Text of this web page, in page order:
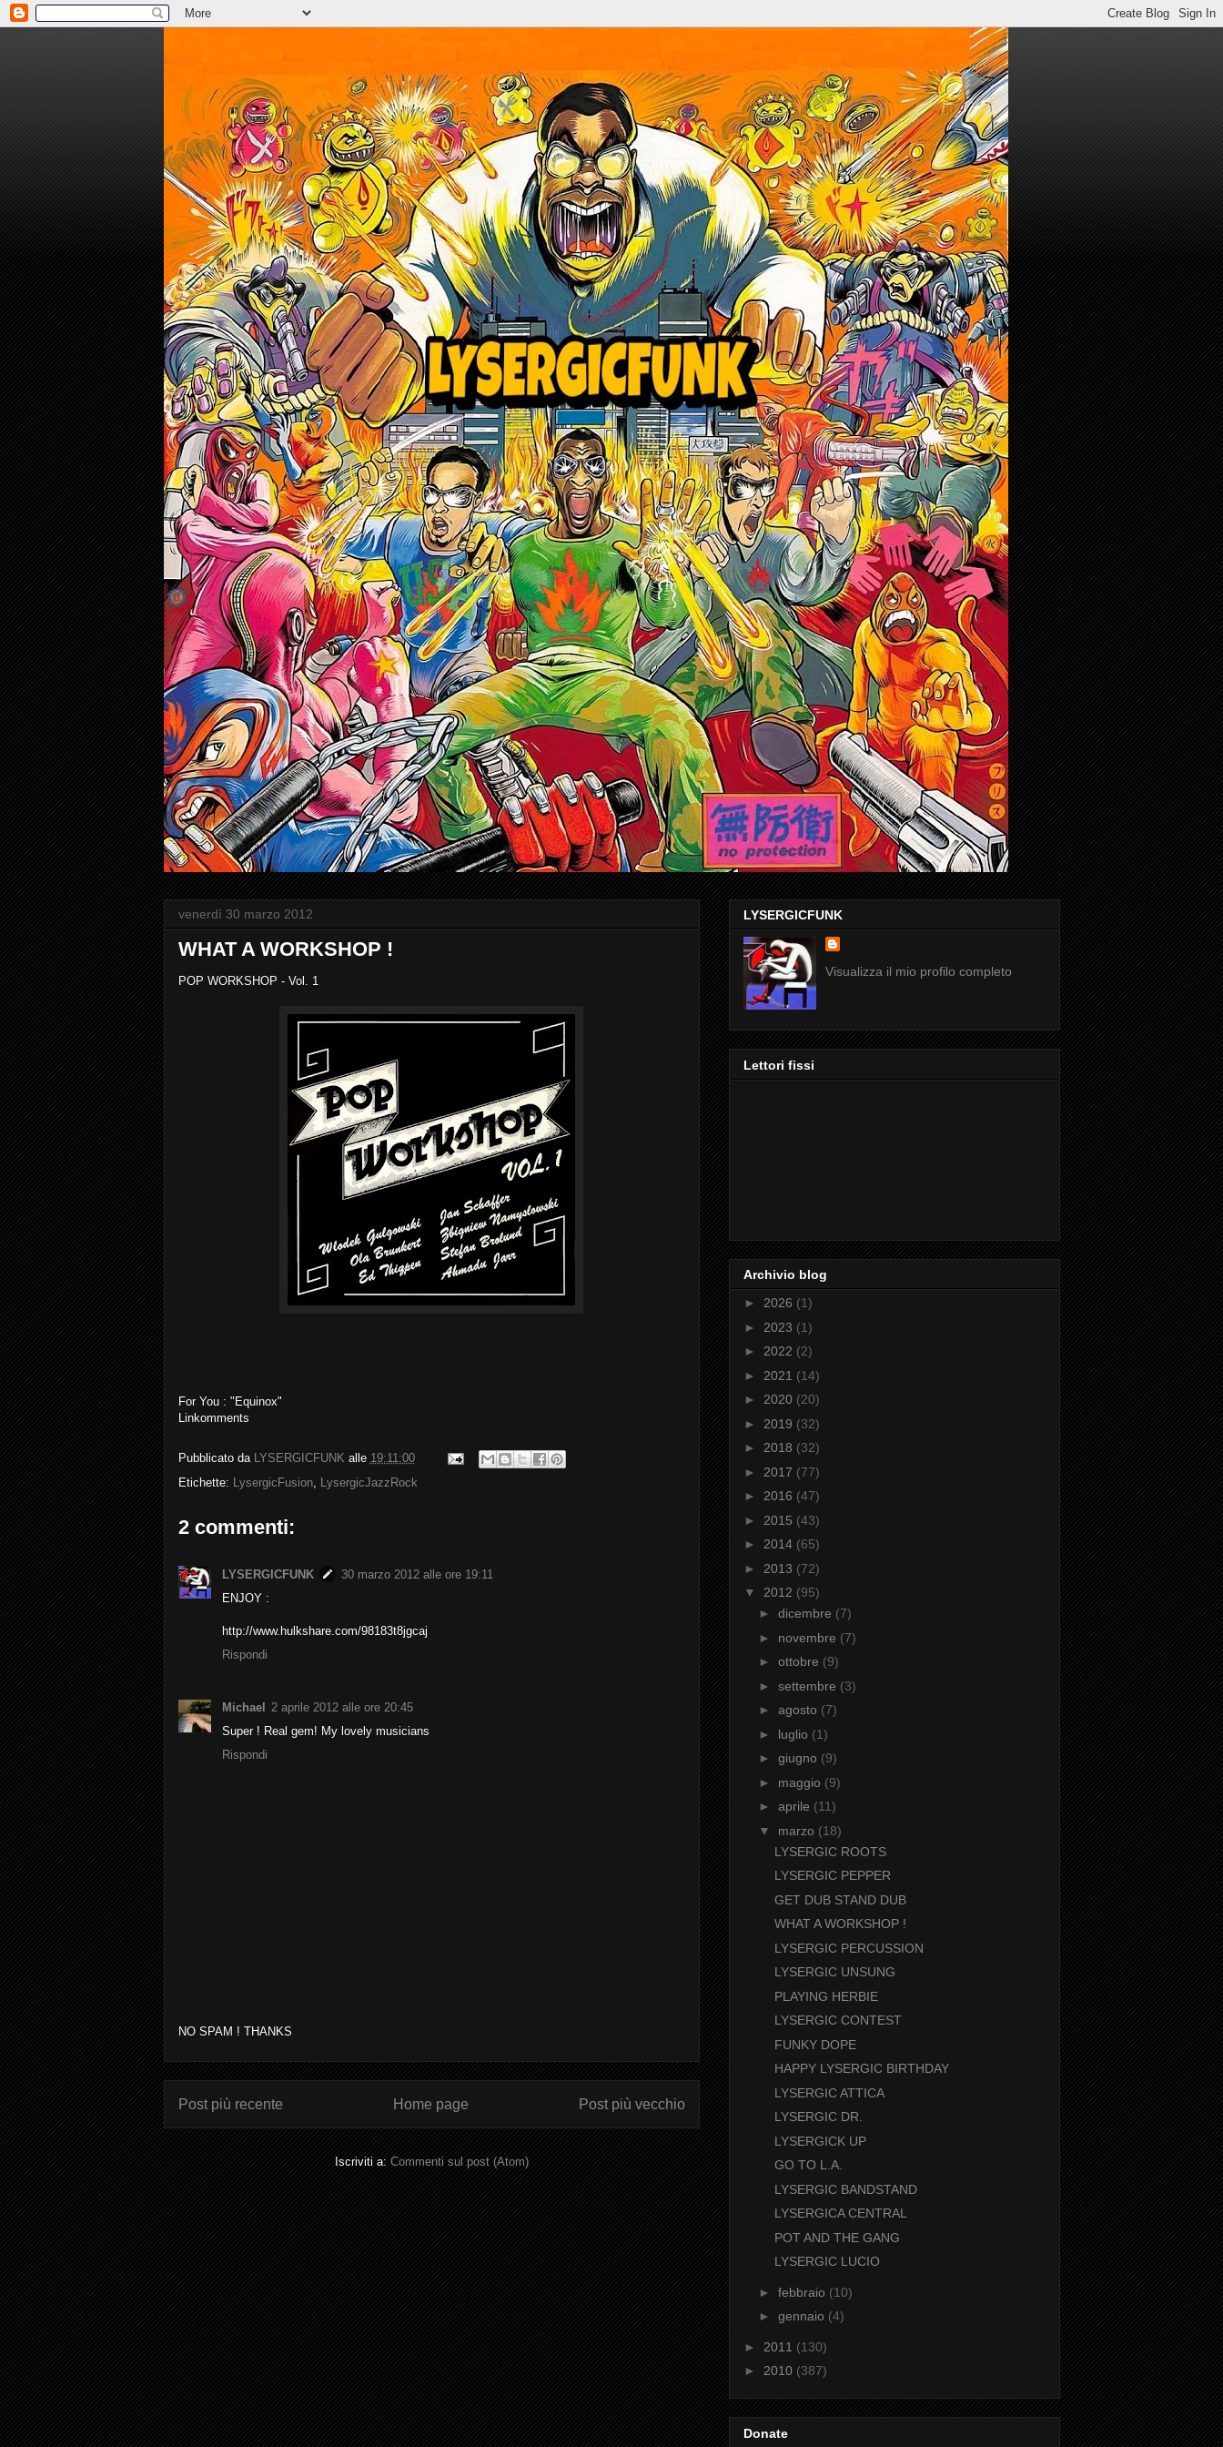
venerdì 30 marzo 2012
WHAT A WORKSHOP !
POP WORKSHOP - Vol. 1
For You : "Equinox"
Linkomments
Pubblicato da LYSERGICFUNK alle 19:11:00
Etichette: LysergicFusion, LysergicJazzRock
2 commenti:
LYSERGICFUNK
30 marzo 2012 alle ore 19:11
ENJOY :
http://www.hulkshare.com/98183t8jgcaj
Rispondi
Michael
2 aprile 2012 alle ore 20:45
Super ! Real gem! My lovely musicians
Rispondi
NO SPAM ! THANKS
Post più recente Post più vecchio
Home page
Iscriviti a: Commenti sul post (Atom)
LYSERGICFUNK
Visualizza il mio profilo completo
Lettori fissi
Archivio blog
► 2026 (1)
► 2023 (1)
► 2022 (2)
► 2021 (14)
► 2020 (20)
► 2019 (32)
► 2018 (32)
► 2017 (77)
► 2016 (47)
► 2015 (43)
► 2014 (65)
► 2013 (72)
▼ 2012 (95)
►dicembre (7)
► novembre (7)
►ottobre (9)
►settembre (3)
►agosto (7)
► luglio (1)
►giugno (9)
► maggio (9)
►aprile (11)
▼ marzo (18)
LYSERGIC ROOTS
LYSERGIC PEPPER
GET DUB STAND DUB
WHAT A WORKSHOP !
LYSERGIC PERCUSSION
LYSERGIC UNSUNG
PLAYING HERBIE
LYSERGIC CONTEST
FUNKY DOPE
HAPPY LYSERGIC BIRTHDAY
LYSERGIC ATTICA
LYSERGIC DR.
LYSERGICK UP
GO TO L.A.
LYSERGIC BANDSTAND
LYSERGICA CENTRAL
POT AND THE GANG
LYSERGIC LUCIO
►febbraio (10)
►gennaio (4)
► 2011 (130)
► 2010 (387)
Donate